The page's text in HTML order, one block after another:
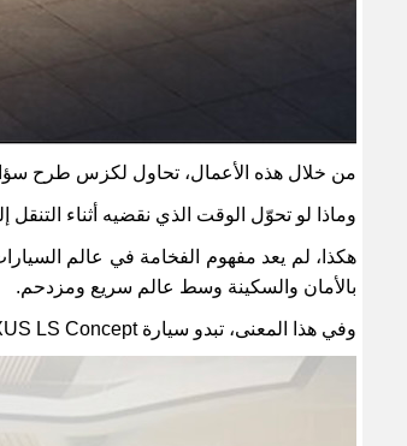
من خلال هذه الأعمال، تحاول لكزس طرح
وماذا لو تحوّل الوقت الذي نقضيه أثناء التنقل
هكذا، لم يعد مفهوم الفخامة في عالم
بالأمان والسكينة وسط عالم سريع ومزدحم.
وفي هذا المعنى، تبدو سيارة LEXUS LS Concept